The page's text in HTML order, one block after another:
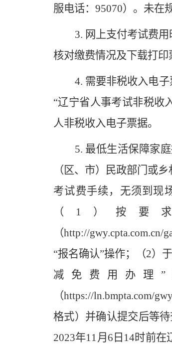
服电话：95070）。未在
3. 网上支付考试费
核对缴费情况及下载打印
4. 需要非税收入电
“辽宁省人事考试非税收
人非税收入电子票据。
5. 最低生活保障家
（区、市）民政部门或
考试费手续，无须到现
（1）按要
（http://
“报名确认”操作；（2）
减免费用办理
（https://ln.bmpta.com/
格式）并确认提交后等
2023年11月6日14时前